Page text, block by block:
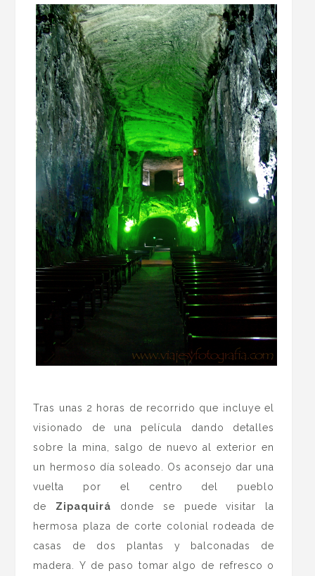
Tras unas 2 horas de recorrido que incluye el
visionado de una película dando detalles
sobre la mina, salgo de nuevo al exterior en
un hermoso día soleado. Os aconsejo dar una
vuelta por el centro del pueblo
de Zipaquirá donde se puede visitar la
hermosa plaza de corte colonial rodeada de
casas de dos plantas y balconadas de
madera. Y de paso tomar algo de refresco o